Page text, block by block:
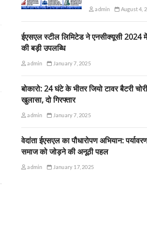
admin August 4,
ईएसएल स्टील लिमिटेड ने एनसीक्यूसी 2024
की बड़ी उपलब्धि
admin January 7, 2025
बोकारो: 24 घंटे के भीतर जियो टावर बैटरी
खुलासा, दो गिरफ्तार
admin January 7, 2025
वेदांता ईएसएल का पौधारोपण अभियान:
समाज को जोड़ने की अनूठी पहल
admin January 17, 2025